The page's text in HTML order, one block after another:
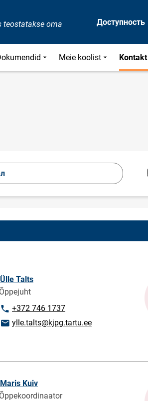
teostatakse oma
Доступность
Meie koolist Kontakt
Ülle Talts
Õppejuht
Номер телефона
+372 746 1737
E-mail адрес
ylle.talts@kjpg.tartu.ee
Maris Kuiv
Õppekoordinaator